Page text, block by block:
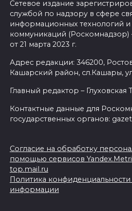
Сетевое издание
службой по надзору в сфере
информационных технологий и
коммуникаций
от 21 марта 2023 г.
Адрес редакции: 346200,
Кашарский район, сл.Кашары,
Главный редактор – Глуховская
Контактные данные для
государственных органов:
Согласие на обработку
помощью сервисов
top.mail.ru
Политика
информации